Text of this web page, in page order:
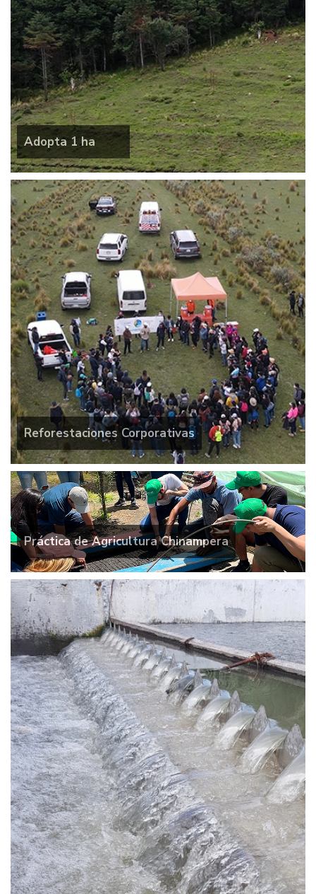
Adopta 1 ha
Reforestaciones Corporativas
Práctica de Agricultura Chinampera